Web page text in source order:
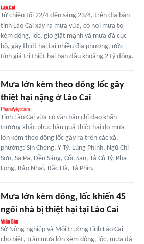
Từ chiều tối 22/4 đến sáng 23/4, trên địa bàn
tỉnh Lào Cai xảy ra mưa vừa, có nơi mưa to
kèm dông, lốc, gió giật mạnh và mưa đá cục
bộ, gây thiệt hại tại nhiều địa phương, ước
tính giá trị thiệt hại ban đầu khoảng 2 tỷ đồng.
Mưa lớn kèm theo dông lốc gây
thiệt hại nặng ở Lào Cai
Tỉnh Lào Cai vừa có văn bản chỉ đạo khẩn
trương khắc phục hậu quả thiệt hại do mưa
lớn kèm theo dông lốc gây ra trên các xã,
phường: Sín Chéng, Y Tý, Lùng Phình, Ngũ Chỉ
Sơn, Sa Pa, Dền Sáng, Cốc San, Tả Củ Tỷ, Pha
Long, Bảo Nhai, Bắc Hà, Tả Phìn.
Mưa lớn kèm dông, lốc khiến 45
ngôi nhà bị thiệt hại tại Lào Cai
Sở Nông nghiệp và Môi trường tỉnh Lào Cai
cho biết, trận mưa lớn kèm dông, lốc, mưa đá